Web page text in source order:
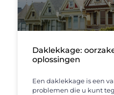
Daklekkage:
oplossingen
Een daklekkage is een
problemen die u kunt